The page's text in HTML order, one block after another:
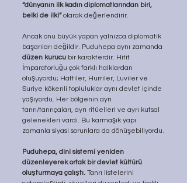
“dünyanın ilk kadın diplomatlarından biri,
belki de ilki” olarak değerlendirir.
Ancak onu büyük yapan yalnızca diplomatik
başarıları değildir. Puduhepa aynı zamanda
düzen kurucu bir karakterdir. Hitit
İmparatorluğu çok farklı halklardan
oluşuyordu; Hattiler, Hurriler, Luviler ve
Suriye kökenli topluluklar aynı devlet içinde
yaşıyordu. Her bölgenin ayrı
tanrı/tanrıçaları, ayrı ritüelleri ve ayrı kutsal
gelenekleri vardı. Bu karmaşık yapı
zamanla siyasi sorunlara da dönüşebiliyordu.
Puduhepa, dini sistemi yeniden
düzenleyerek ortak bir devlet kültürü
oluşturmaya çalıştı. Tanrı listelerini